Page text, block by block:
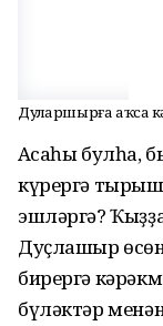
Дуҫларшырға аҡса
Аҡсаһы булһа,
күрергә
эшләргә?
Дуҫлашыр
бирергә
бүләктәр